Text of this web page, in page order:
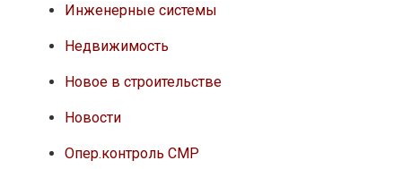
Инженерные системы
Недвижимость
Новое в строительстве
Новости
Опер.контроль СМР